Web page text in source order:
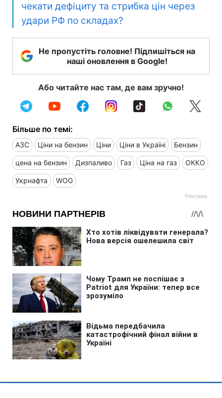
чекати дефіциту та стрибка цін через
удари РФ по складах?
Не пропустіть головне! Підпишіться на
наші оновлення в Google!
Або читайте нас там, де вам зручно!
Більше по темі:
АЗС Ціни на бензин Ціни Ціни в Україні Бензин
цена на бензин Дизпаливо Газ Ціна на газ ОККО
Укрнафта WOG